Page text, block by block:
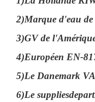
2)Marque d'eau
3)GV de
4)Européen EN-
5)Le Danemark
6)Le